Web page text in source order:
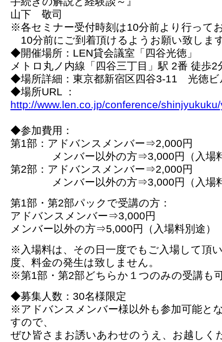
山下 敬司
※各セミナー受付時刻は10分前より行って
10分前にご到着頂けるようお願い致しま
◆開催場所：LEN貸会議室「四谷光徳」
メトロ丸ノ内線「四谷三丁目」駅 2番 徒歩2
◆場所詳細：東京都新宿区四谷3-11 光徳ビ
◆場所URL ：
http://www.len.co.jp/conference/
◆参加費用：
第1部：アドバンスメンバー⇒2,000円
メンバー以外の方⇒3,000円（入場
第2部：アドバンスメンバー⇒2,000円
メンバー以外の方⇒3,000円（入場
第1部・第2部パックで受講の方：
アドバンスメンバー⇒3,000円
メンバー以外の方⇒5,000円（入場料別途）
※入場料は、その日一度でもご入場して頂
度、料金の発生は致しません。
※第1部・第2部どちらか１つのみの受講も
◆募集人数：30名様限定
※アドバンスメンバー様以外も参加可能と
すので、
ぜひ皆さまお誘いあわせのうえ、お越しく